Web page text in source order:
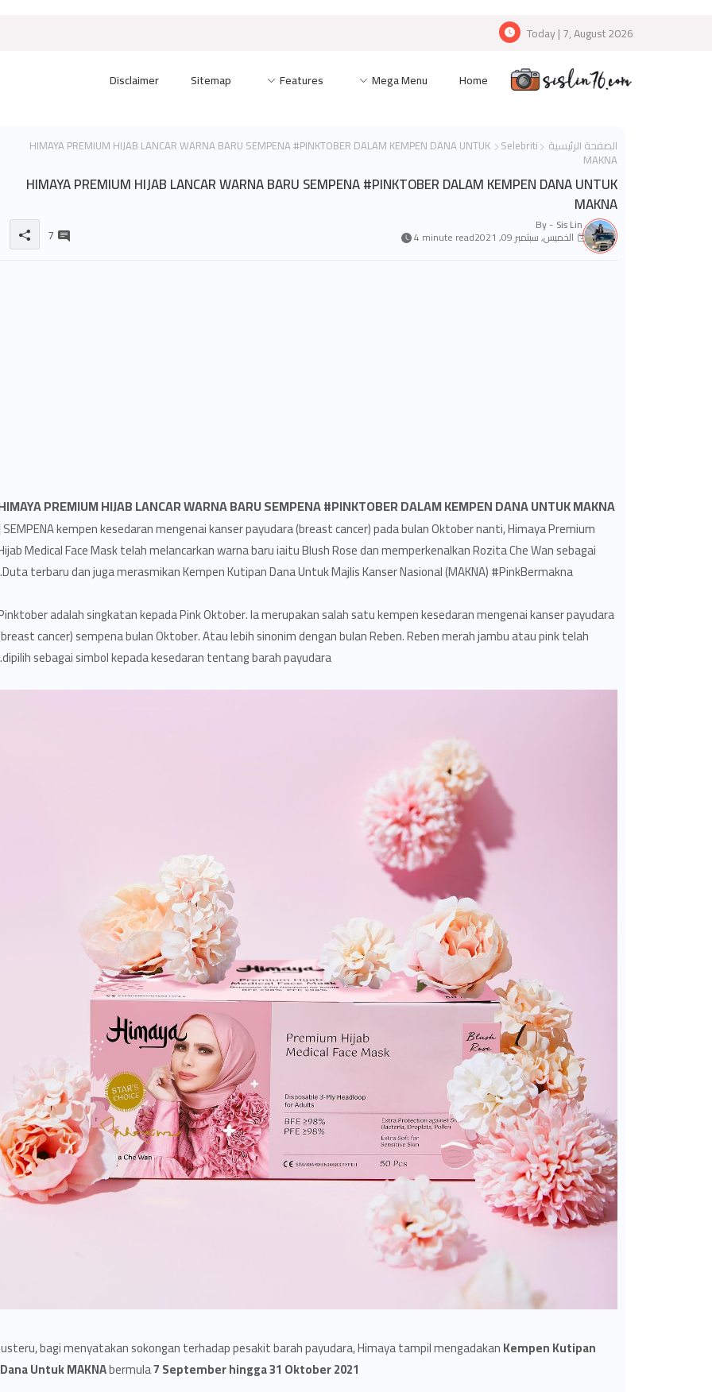
Today | 7, August 2026
Home
Mega Menu
Features
Sitemap
Disclaimer
الصفحة الرئيسية Selebriti
HIMAYA PREMIUM HIJAB LANCAR WARNA BARU SEMPENA #PINKTOBER DALAM KEMPEN DANA UNTUK
MAKNA
HIMAYA PREMIUM HIJAB LANCAR WARNA BARU SEMPENA #PINKTOBER DALAM KEMPEN DANA UNTUK
MAKNA
By - Sis Lin
الخميس, سبتمبر 09, 2021 4 minute read
7
PREMIUM HIJAB LANCAR WARNA BARU SEMPENA #PINKTOBER DALAM KEMPEN DANA UNTUK MAKNA
SEMPENA kempen kesedaran mengenai kanser payudara (breast cancer) pada bulan Oktober nanti, Himaya Premium
Medical Face Mask telah melancarkan warna baru iaitu Blush Rose dan memperkenalkan Rozita Che Wan sebagai
Duta terbaru dan juga merasmikan Kempen Kutipan Dana Untuk Majlis Kanser Nasional (MAKNA) #PinkBermakna.
adalah singkatan kepada Pink Oktober. Ia merupakan salah satu kempen kesedaran mengenai kanser payudara
cancer) sempena bulan Oktober. Atau lebih sinonim dengan bulan Reben. Reben merah jambu atau pink telah
dipilih sebagai simbol kepada kesedaran tentang barah payudara.
bagi menyatakan sokongan terhadap pesakit barah payudara, Himaya tampil mengadakanKempen Kutipan
Dana Untuk MAKNAbermula7 September hingga 31 Oktober 2021